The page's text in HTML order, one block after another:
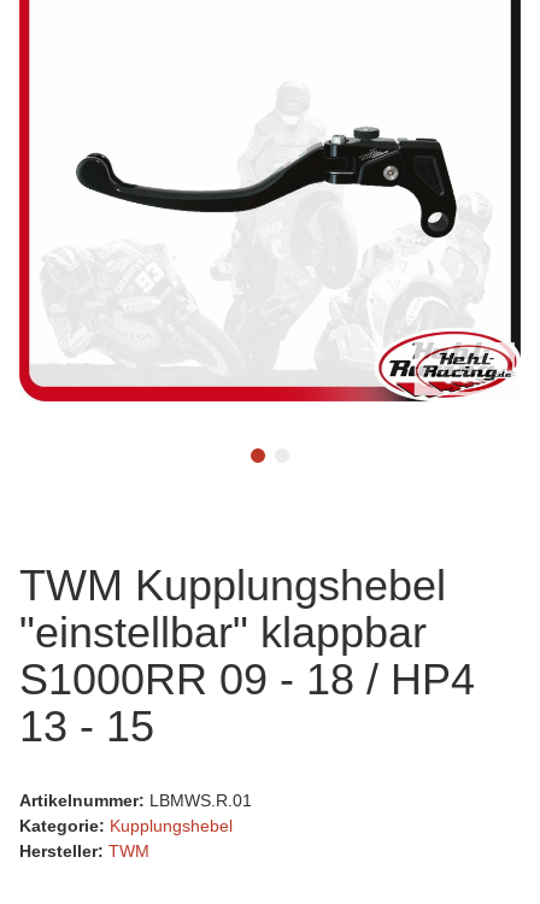
TWM Kupplungshebel
"einstellbar" klappbar
S1000RR 09 - 18 / HP4
13 - 15
Artikelnummer: LBMWS.R.01
Kategorie: Kupplungshebel
Hersteller: TWM